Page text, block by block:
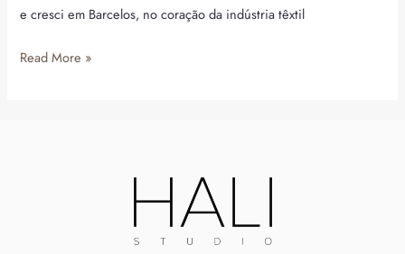
e cresci em Barcelos, no coração da indústria têxtil
Read More »